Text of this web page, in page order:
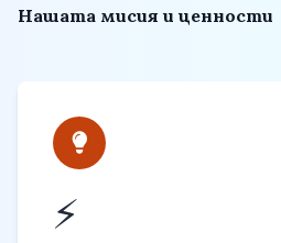
Нашата мисия и ценности
⚡